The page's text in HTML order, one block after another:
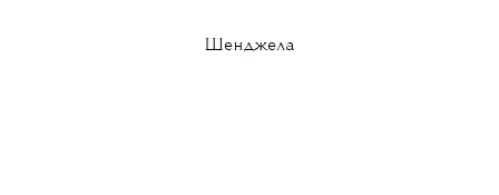
Шенджела